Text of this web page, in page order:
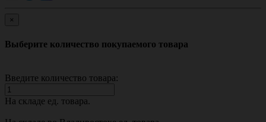
×
Выберите количество покупаемого товара
Введите количество товара:
На складе ед. товара.